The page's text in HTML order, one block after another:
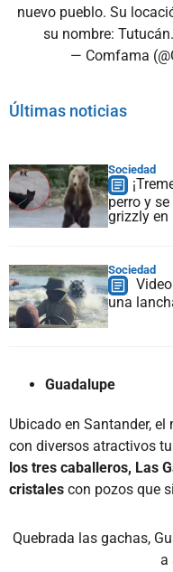
nuevo pueblo. Su
su nombre: Tutucán.
— Comfama
Últimas noticias
Sociedad
perro y
grizzly en
Sociedad
una
Guadalupe
Ubicado en Santander,
con diversos atractivos
los tres caballeros, Las
cristales con pozos que
Quebrada las gachas,
a